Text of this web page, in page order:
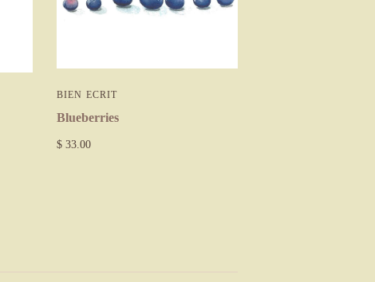
BIEN ECRIT
Blueberries
$ 33.00